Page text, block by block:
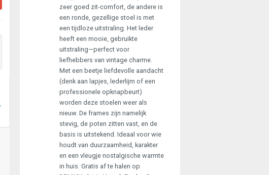
zeer goed zit-comfort, de andere is
een ronde, gezellige stoel is met
een tijdloze uitstraling. Het leder
heeft een mooie, gebruikte
uitstraling—perfect voor
liefhebbers van vintage charme.
Met een beetje liefdevolle aandacht
(denk aan lapjes, lederlijm of een
professionele opknapbeurt)
worden deze stoelen weer als
nieuw. De frames zijn namelijk
stevig, de poten zitten vast, en de
basis is uitstekend. Ideaal voor wie
houdt van duurzaamheid, karakter
en een vleugje nostalgische warmte
in huis. Gratis af te halen op